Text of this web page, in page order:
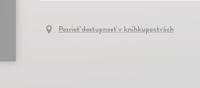
Pozrieť dostupnosť v kníhkupectvách